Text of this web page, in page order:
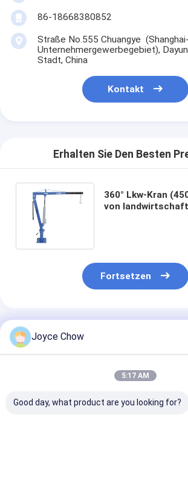
86-18668380852
Straße No.555 Chuangye (Shanghai-
Unternehmergewerbegebiet),
Stadt, China
Kontakt
Erhalten Sie Den Besten
360° Lkw-Kran
von
Fortsetzen
Empfohlene Produkte
Joyce Chow
5:17 AM
Good day, what product are you looking for?